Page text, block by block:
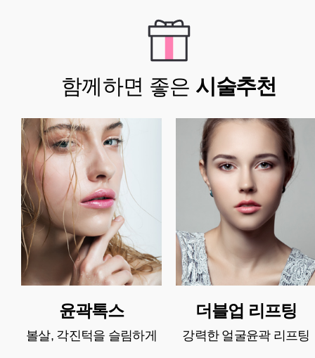
함께하면 좋은 시술추천
윤곽톡스
볼살, 각진턱을 슬림하게
더블업 리프팅
강력한 얼굴윤곽 리프팅